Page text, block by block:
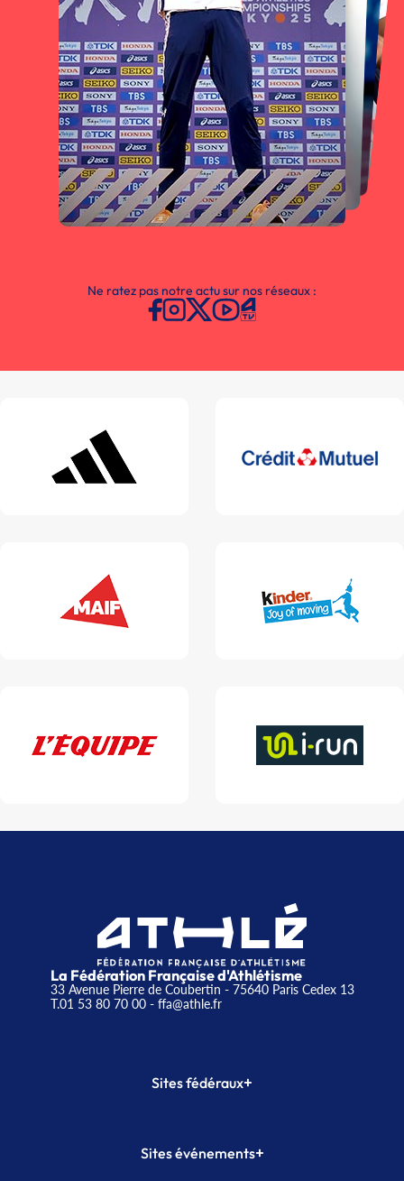
Ne ratez pas notre actu sur nos réseaux :
La Fédération Française d'Athlétisme
33 Avenue Pierre de Coubertin - 75640 Paris Cedex 13
T.01 53 80 70 00- ffa@athle.fr
Sites fédéraux+
Plateforme Formation
Sites événements+